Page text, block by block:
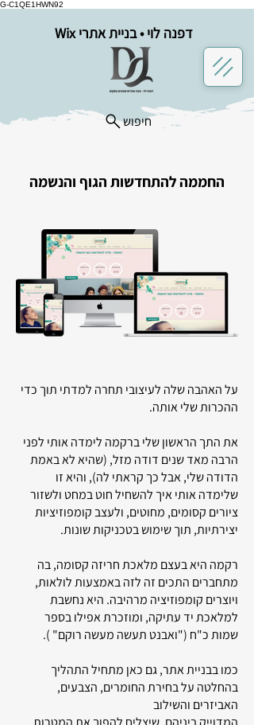
G-C1QE1HWN92
דפנה לוי • בניית אתרי Wix
חיפוש
החממה להתחדשות הגוף והנשמה
על האהבה שלה לעיצובי תחרה למדתי תוך כדי
ההכרות שלי אותה.
את התך הראשון שלי ברקמה לימדה אותי לפני
הרבה מאד שנים דודה מזל, (שהיא לא באמת
הדודה שלי, אבל כך קראתי לה), והיא זו
שלימדה אותי איך להשחיל חוט במחט ולשזור
ציורים קסומים, מחוטים, ולעצב קומפוזיציות
יצירתיות, תוך שימוש בטכניקות שונות.
רקמה היא בעצם מלאכת חריזה קסומה, בה
מתחברים התכים זה לזה באמצעות לולאות,
ויוצרים קומפוזיציה מרהיבה. היא נחשבת
למלאכת יד עתיקה, ומוזכרת אפילו בספר
שמות כ"ח ("ואבנט תעשה מעשה רוקם" ).
כמו בבניית אתר, גם כאן מתחיל התהליך
בהחלטה על בחירת החומרים, הצבעים,
האביזרים והשילוב